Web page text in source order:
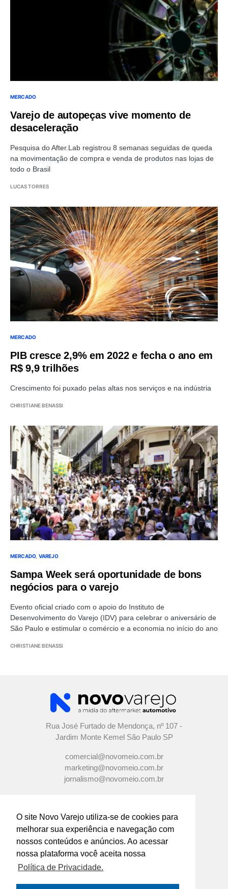
O site Novo Varejo utiliza-se de cookies para
melhorar sua experiência e navegação com
nossos conteúdos e anúncios. Ao acessar
nossa plataforma você aceita nossa
Política de Privacidade.
MERCADO
Varejo de autopeças vive momento de
desaceleração
Pesquisa do After.Lab registrou 8 semanas seguidas de queda
na movimentação de compra e venda de produtos nas lojas de
todo o Brasil
LUCAS TORRES
MERCADO
PIB cresce 2,9% em 2022 e fecha o ano em
R$ 9,9 trilhões
Crescimento foi puxado pelas altas nos serviços e na indústria
CHRISTIANE BENASSI
MERCADO VAREJO
Sampa Week será oportunidade de bons
negócios para o varejo
Evento oficial criado com o apoio do Instituto de
Desenvolvimento do Varejo (IDV) para celebrar o aniversário de
São Paulo e estimular o comércio e a economia no início do ano
CHRISTIANE BENASSI
Rua José Furtado de Mendonça, nº 107 -
Jardim Monte Kemel São Paulo SP
comercial@novomeio.com.br
marketing@novomeio.com.br
jornalismo@novomeio.com.br
CONFIRA AS NOSSAS REDES
SOCIAIS
O principal canal de comunicação de grandes
indústrias e distribuidores com os